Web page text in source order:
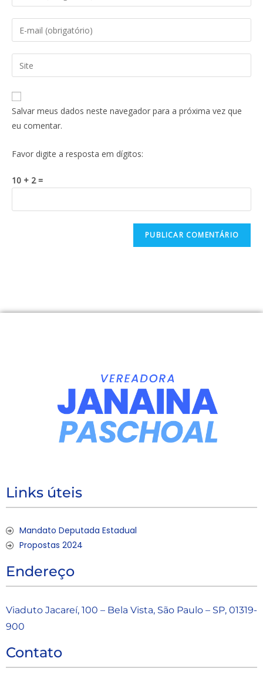
Salvar meus dados neste navegador para a próxima vez que
eu comentar.
Favor digite a resposta em dígitos:
10 + 2 =
Links úteis
Mandato Deputada Estadual
Propostas 2024
Endereço
Viaduto Jacareí, 100 – Bela Vista, São Paulo – SP, 01319-
900
Contato